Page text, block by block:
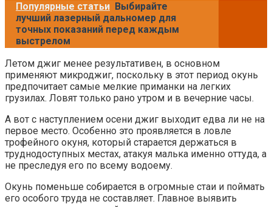
Популярные статьи Выбирайте
лучший лазерный дальномер для
точных показаний перед каждым
выстрелом
Летом джиг менее результативен, в основном
применяют микроджиг, поскольку в этот период окунь
предпочитает самые мелкие приманки на легких
грузилах. Ловят только рано утром и в вечерние часы.
А вот с наступлением осени джиг выходит едва ли не на
первое место. Особенно это проявляется в ловле
трофейного окуня, который старается держаться в
труднодоступных местах, атакуя малька именно оттуда, а
не преследуя его по всему водоему.
Окунь поменьше собирается в огромные стаи и поймать
его особого труда не составляет. Главное выявить